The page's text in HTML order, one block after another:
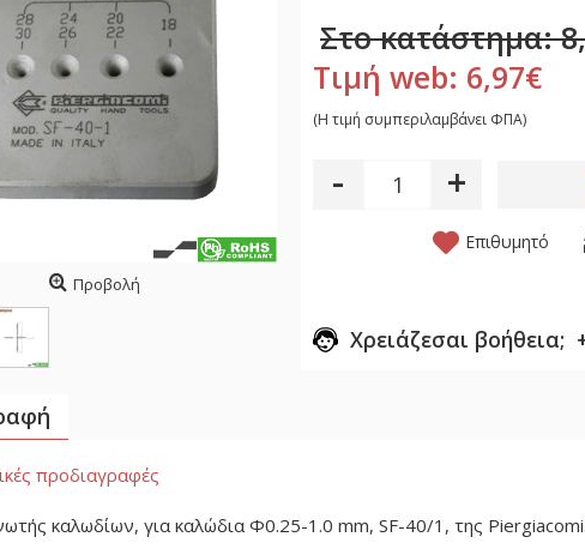
Προβολή
Στο κατάστημα:
Τιμή web: 6,97€
(H τιμή συμπεριλαμβάνει ΦΠΑ)
- +
Επιθυμητό
Χρειάζεσαι βοήθεια;
προδιαγραφές
καλωδίων, για καλώδια Φ0.25-1.0 mm, SF-40/1, της Piergiacomi.